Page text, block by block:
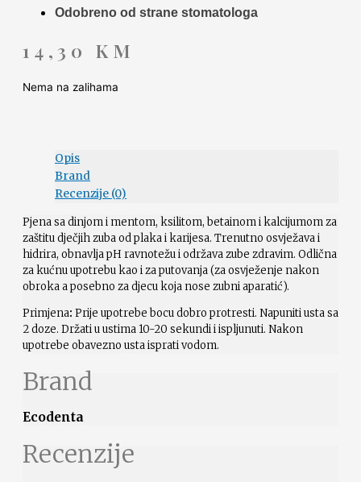
Odobreno od strane stomatologa
14,30 KM
Nema na zalihama
Opis
Brand
Recenzije (0)
Pjena sa dinjom i mentom, ksilitom, betainom i kalcijumom za
zaštitu dječjih zuba od plaka i karijesa. Trenutno osvježava i
hidrira, obnavlja pH ravnotežu i održava zube zdravim. Odlična
za kućnu upotrebu kao i za putovanja (za osvježenje nakon
obroka a posebno za djecu koja nose zubni aparatić).
Primjena: Prije upotrebe bocu dobro protresti. Napuniti usta sa
2 doze. Držati u ustima 10-20 sekundi i ispljunuti. Nakon
upotrebe obavezno usta isprati vodom.
Brand
Ecodenta
Recenzije